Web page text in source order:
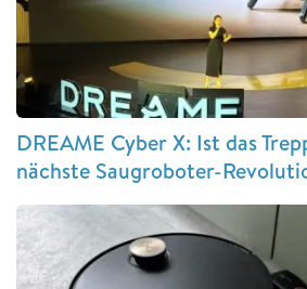
DREAME Cyber X: Ist das
nächste Saugroboter-